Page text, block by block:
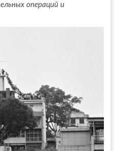
операций и